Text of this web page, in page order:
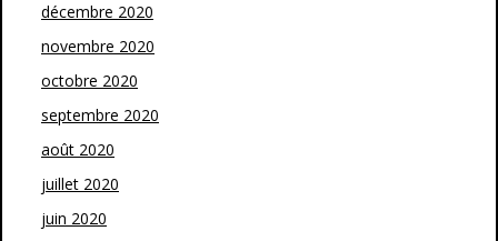
décembre 2020
novembre 2020
octobre 2020
septembre 2020
août 2020
juillet 2020
juin 2020